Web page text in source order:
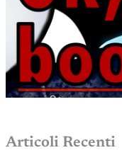
Articoli Recenti